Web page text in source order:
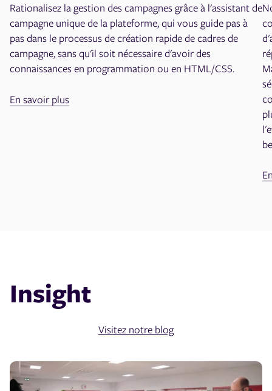
Rationalisez la gestion des campagnes grâce à l'assistant de
campagne unique de la plateforme, qui vous guide pas à
pas dans le processus de création rapide de cadres de
campagne, sans qu'il soit nécessaire d'avoir des
connaissances en programmation ou en HTML/CSS.
En savoir plus
Insight
Visitez notre blog